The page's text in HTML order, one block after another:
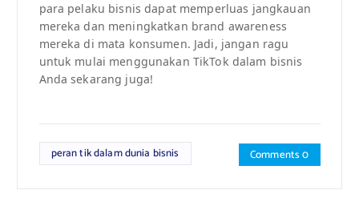
para pelaku bisnis dapat memperluas jangkauan
mereka dan meningkatkan brand awareness
mereka di mata konsumen. Jadi, jangan ragu
untuk mulai menggunakan TikTok dalam bisnis
Anda sekarang juga!
peran tik dalam dunia bisnis Comments 0